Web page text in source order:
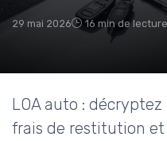
29 mai 2026 16 min de lecture
LOA auto :
frais de restitution